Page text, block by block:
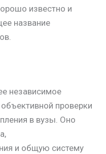
известно и
название
независимое
проверки
в вузы. Оно
и общую систему